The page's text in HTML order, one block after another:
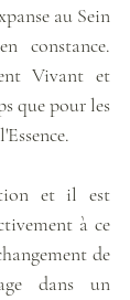
au Sein
constance.
Vivant et
que pour les
et il est
à ce
de
dans un